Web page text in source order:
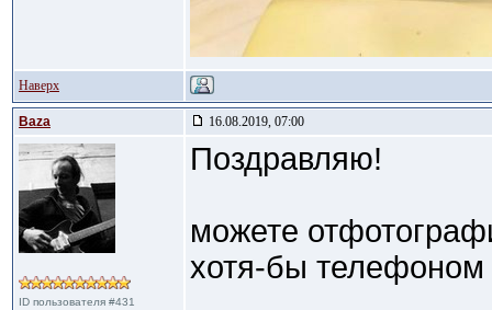
Наверх
Baza 16.08.2019, 07:00
ID пользователя #431
Поздравляю!
можете
хотя-бы телефоном